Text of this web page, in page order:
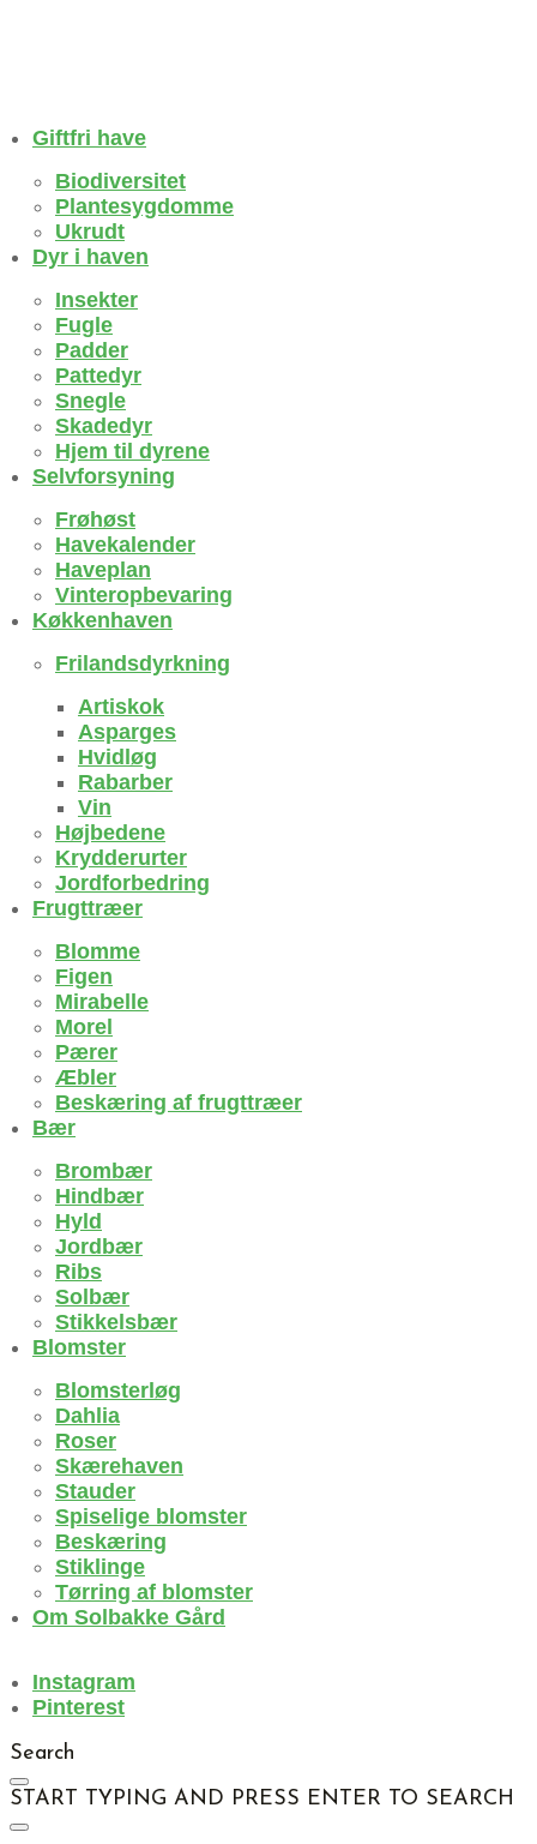
Giftfri have
Biodiversitet
Plantesygdomme
Ukrudt
Dyr i haven
Insekter
Fugle
Padder
Pattedyr
Snegle
Skadedyr
Hjem til dyrene
Selvforsyning
Frøhøst
Havekalender
Haveplan
Vinteropbevaring
Køkkenhaven
Frilandsdyrkning
Artiskok
Asparges
Hvidløg
Rabarber
Vin
Højbedene
Krydderurter
Jordforbedring
Frugttræer
Blomme
Figen
Mirabelle
Morel
Pærer
Æbler
Beskæring af frugttræer
Bær
Brombær
Hindbær
Hyld
Jordbær
Ribs
Solbær
Stikkelsbær
Blomster
Blomsterløg
Dahlia
Roser
Skærehaven
Stauder
Spiselige blomster
Beskæring
Stiklinge
Tørring af blomster
Om Solbakke Gård
Instagram
Pinterest
Search
START TYPING AND PRESS ENTER TO SEARCH